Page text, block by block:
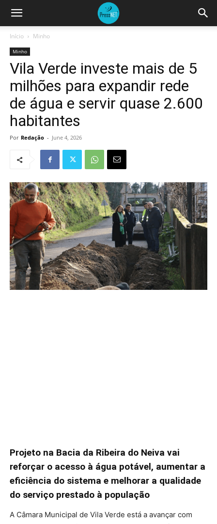
Início Minho
Minho
Vila Verde investe mais de 5
milhões para expandir rede
de água e servir quase 2.600
habitantes
Por Redação - June 4, 2026
Projeto na Bacia da Ribeira do Neiva vai
reforçar o acesso à água potável, aumentar a
eficiência do sistema e melhorar a qualidade
do serviço prestado à população
A Câmara Municipal de Vila Verde está a avançar com